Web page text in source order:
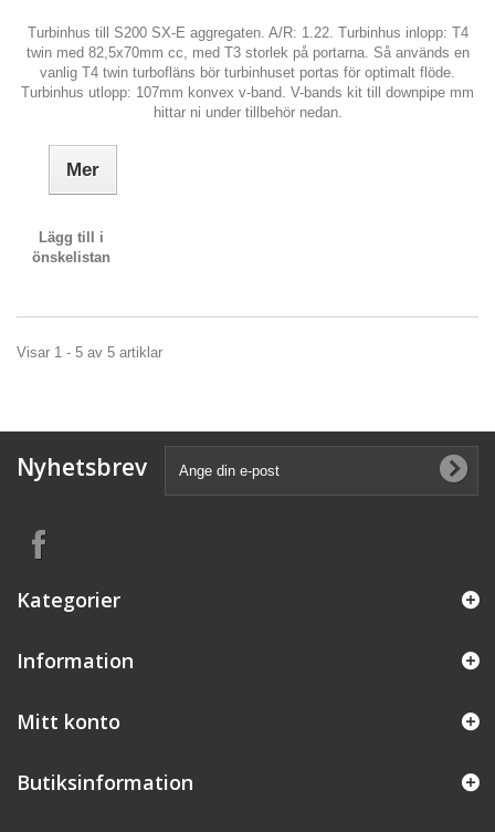
Turbinhus till S200 SX-E aggregaten. A/R: 1.22. Turbinhus inlopp: T4
twin med 82,5x70mm cc, med T3 storlek på portarna. Så används en
vanlig T4 twin turbofläns bör turbinhuset portas för optimalt flöde.
Turbinhus utlopp: 107mm konvex v-band. V-bands kit till downpipe mm
hittar ni under tillbehör nedan.
Mer
Lägg till i
önskelistan
Visar 1 - 5 av 5 artiklar
Nyhetsbrev
Kategorier
Information
Mitt konto
Butiksinformation